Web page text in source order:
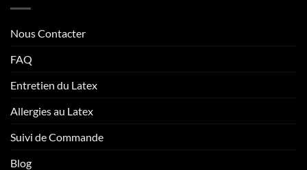
Nous Contacter
FAQ
Entretien du Latex
Allergies au Latex
Suivi de Commande
Blog